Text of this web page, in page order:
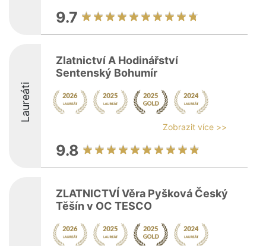
9.7
Laureáti
Zlatnictví A Hodinářství
Sentenský Bohumír
Zobrazit více >>
9.8
ZLATNICTVÍ Věra Pyšková Český
Těšín v OC TESCO